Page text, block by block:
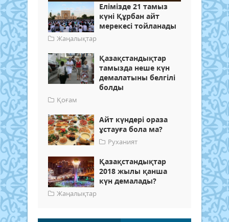
Елімізде 21 тамыз
күні Құрбан айт
мерекесі тойланады
Жаңалықтар
Қазақстандықтар
тамызда неше күн
демалатыны белгілі
болды
Қоғам
Айт күндері ораза
ұстауға бола ма?
Руханият
Қазақстандықтар
2018 жылы қанша
күн демалады?
Жаңалықтар